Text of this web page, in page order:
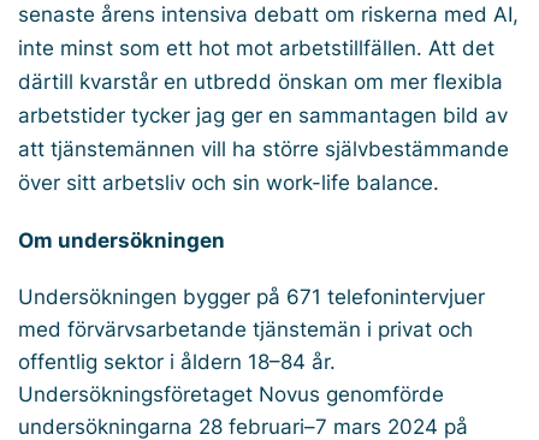
senaste årens intensiva debatt om riskerna med AI,
inte minst som ett hot mot arbetstillfällen. Att det
därtill kvarstår en utbredd önskan om mer flexibla
arbetstider tycker jag ger en sammantagen bild av
att tjänstemännen vill ha större självbestämmande
över sitt arbetsliv och sin work-life balance.
Om undersökningen
Undersökningen bygger på 671 telefonintervjuer
med förvärvsarbetande tjänstemän i privat och
offentlig sektor i åldern 18–84 år.
Undersökningsföretaget Novus genomförde
undersökningarna 28 februari–7 mars 2024 på